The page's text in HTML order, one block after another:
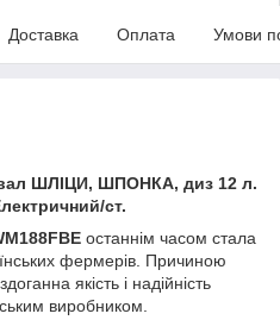
Доставка Оплата Умови
вал ШЛІЦИ, ШПОНКА, диз 12 л.
ст.
останнім часом стала
фермерів. Причиною
якість і надійність
виробником.